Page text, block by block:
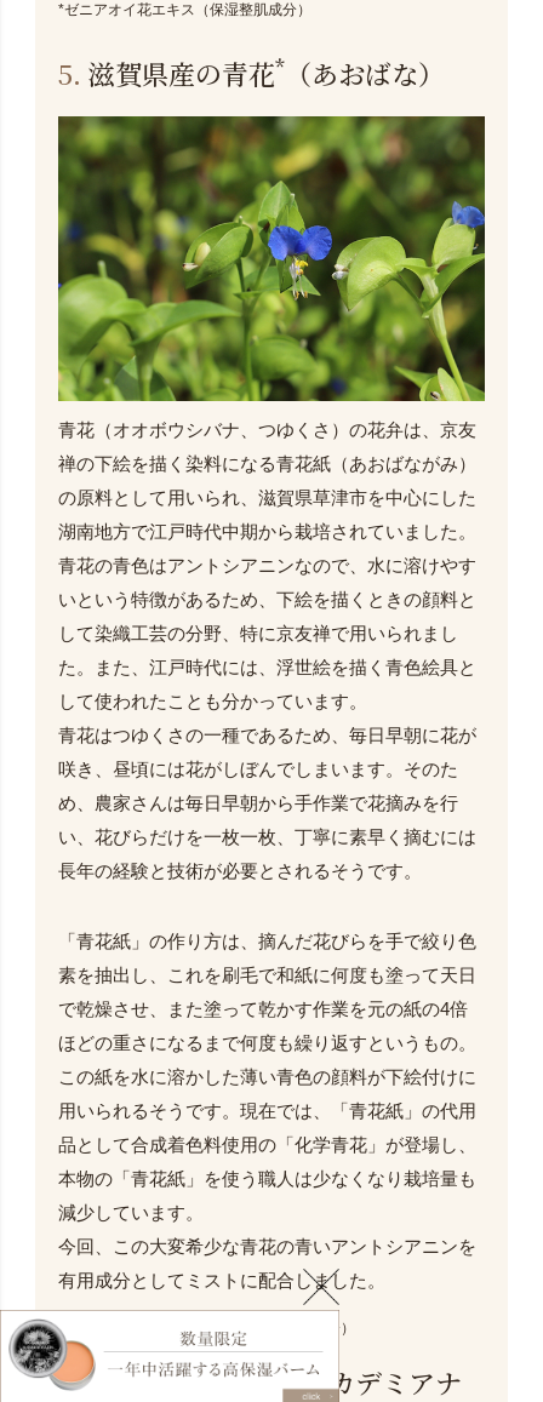
*ゼニアオイ花エキス（保湿整肌成分）
5. 滋賀県産の青花* （あおばな）
青花（オオボウシバナ、つゆくさ）の花弁は、京友
禅の下絵を描く染料になる青花紙（あおばながみ）
の原料として用いられ、滋賀県草津市を中心にした
湖南地方で江戸時代中期から栽培されていました。
青花の青色はアントシアニンなので、水に溶けやす
いという特徴があるため、下絵を描くときの顔料と
して染織工芸の分野、特に京友禅で用いられまし
た。また、江戸時代には、浮世絵を描く青色絵具と
して使われたことも分かっています。
青花はつゆくさの一種であるため、毎日早朝に花が
咲き、昼頃には花がしぼんでしまいます。そのた
め、農家さんは毎日早朝から手作業で花摘みを行
い、花びらだけを一枚一枚、丁寧に素早く摘むには
長年の経験と技術が必要とされるそうです。
「青花紙」の作り方は、摘んだ花びらを手で絞り色
素を抽出し、これを刷毛で和紙に何度も塗って天日
で乾燥させ、また塗って乾かす作業を元の紙の4倍
ほどの重さになるまで何度も繰り返すというもの。
この紙を水に溶かした薄い青色の顔料が下絵付けに
用いられるそうです。現在では、「青花紙」の代用
品として合成着色料使用の「化学青花」が登場し、
本物の「青花紙」を使う職人は少なくなり栽培量も
減少しています。
今回、この大変希少な青花の青いアントシアニンを
有用成分としてミストに配合しました。
*ツユクサ葉／花／茎エキス（保湿整肌成分）
6.保湿力にすぐれたマカデミアナ